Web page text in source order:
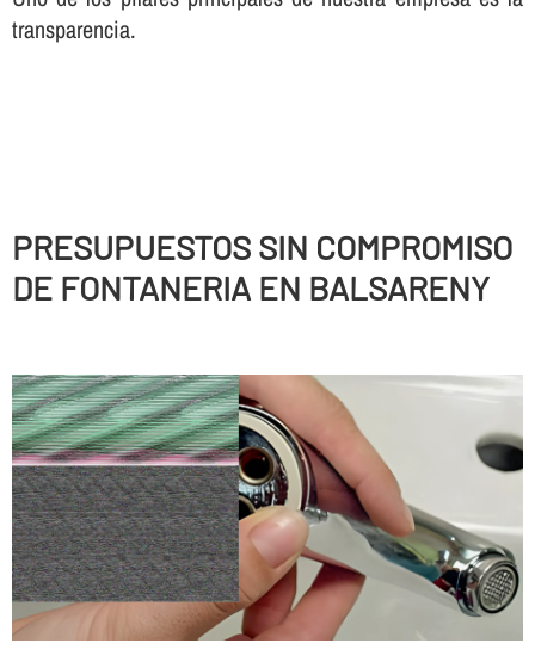
transparencia.
PRESUPUESTOS SIN COMPROMISO
DE FONTANERIA EN BALSARENY